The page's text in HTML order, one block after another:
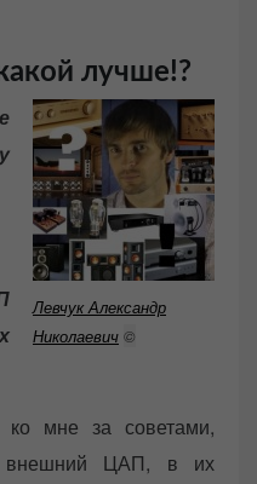
лучше!?
Левчук Александр
Николаевич ©
мне за советами,
внешний ЦАП, в их